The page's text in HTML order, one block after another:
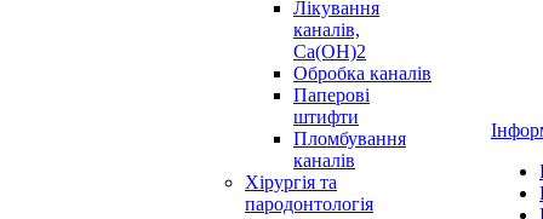
Лікування
каналів,
Ca(OH)2
Обробка каналів
Паперові
штифти
Пломбування
каналів
Хірургія та
пародонтологія